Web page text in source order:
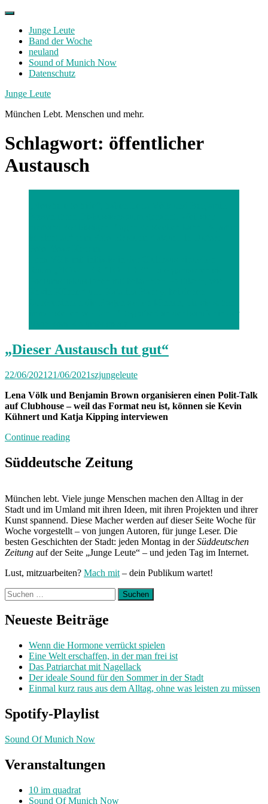
Skip
contentJunge Leute
Band der Woche
neuland
Sound of Munich Now
Datenschutz
Facebook
Twitter
Instagram
Junge Leute
München Lebt. Menschen und mehr.
Schlagwort: öffentlicher
Austausch
„Dieser Austausch tut gut“
22/06/2021 21/06/2021szjungeleute
Lena Völk und Benjamin Brown organisieren einen Polit-Talk
auf Clubhouse – weil das Format neu ist, können sie Kevin
Kühnert und Katja Kipping interviewen
Continue reading„„Dieser
tut
gut““
Süddeutsche Zeitung
München lebt. Viele junge Menschen machen den Alltag in der
Stadt und im Umland mit ihren Ideen, mit ihren Projekten und ihrer
Kunst spannend. Diese Macher werden auf dieser Seite Woche für
Woche vorgestellt – von jungen Autoren, für junge Leser. Die
besten Geschichten der Stadt: jeden Montag in derSüddeutschen
Zeitung auf der Seite „Junge Leute“ – und jeden Tag im Internet.
Lust, mitzuarbeiten? Mach mit – dein Publikum wartet!
Suchen
nach:
Neueste Beiträge
Wenn die Hormone verrückt spielen
Eine Welt erschaffen, in der man frei ist
Das Patriarchat mit Nagellack
Der ideale Sound für den Sommer in der Stadt
Einmal kurz raus aus dem Alltag, ohne was leisten zu müssen
Spotify-Playlist
Sound Of Munich Now
Veranstaltungen
10 im quadrat
Sound Of Munich Now